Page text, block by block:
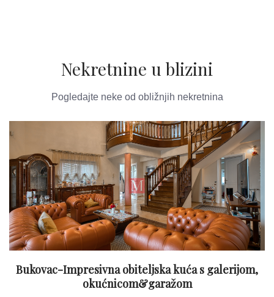
Nekretnine u blizini
Pogledajte neke od obližnjih nekretnina
Bukovac-Impresivna obiteljska kuća s galerijom,
okućnicom&garažom